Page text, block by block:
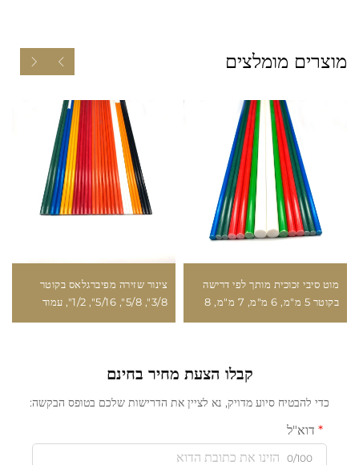
מוצרים מומלצים
מוט סיבי זכוכית מותך לפי דרישה
בקוטר 5 מ"מ, 6 מ"מ, 7 מ"מ, 8
צינור שזירה מפיברגלאס בקוטר
3/8", 5/8", 5/16", 1/2", עמוד
קבלו הצעת מחיר בחינם
כדי להבטיח סיוע מדויק, נא לציין את הדרישות שלכם בטופס הבקשה:
דוא"ל
0/100